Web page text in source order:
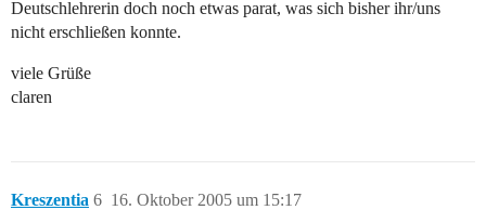
Deutschlehrerin doch noch etwas parat, was sich bisher ihr/uns
nicht erschließen konnte.
viele Grüße
claren
Kreszentia 16. Oktober 2005 um 15:17
6